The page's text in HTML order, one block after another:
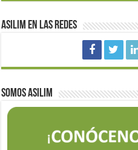
Asilim en las redes
Somos Asilim